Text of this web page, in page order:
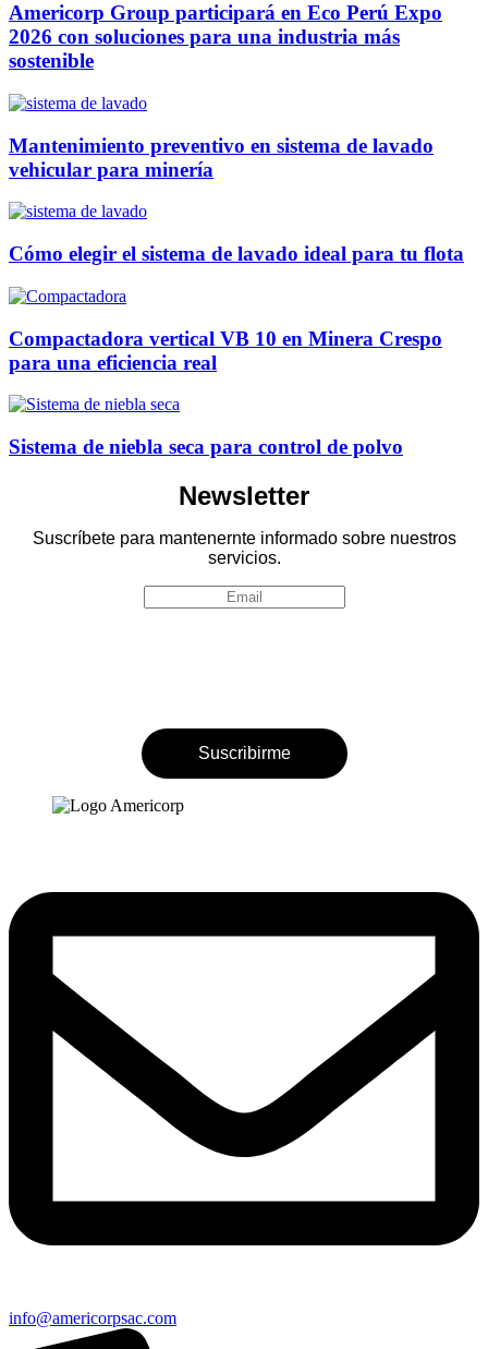
Americorp Group participará en Eco Perú Expo
2026 con soluciones para una industria más
sostenible
Mantenimiento preventivo en sistema de lavado
vehicular para minería
Cómo elegir el sistema de lavado ideal para tu flota
Compactadora vertical VB 10 en Minera Crespo
para una eficiencia real
Sistema de niebla seca para control de polvo
Newsletter
Suscríbete para mantenernte informado sobre nuestros
servicios.
info@americorpsac.com